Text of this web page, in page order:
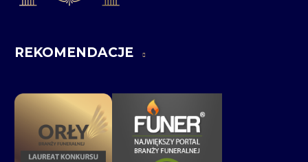
REKOMENDACJE